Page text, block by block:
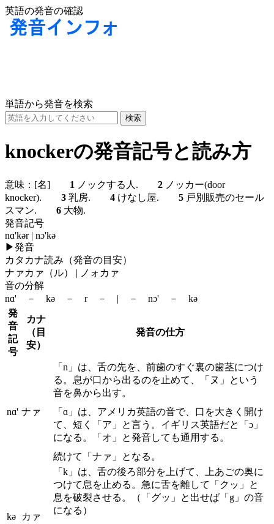
英語の発音の確認
単語から発音を検索
knockerの発音記号と読み方
意味： [名] 1 ノックする人. 2 ノッカー(door
knocker). 3 乳房. 4 けなし屋. 5 戸別販売のセール
スマン. 6 大物.
発音記号
nɑ'kər | nɔ'kə
▶発音
カタカナ読み（発音の目安）
ナァカァ（ル） | ノォカァ
音の分解
nɑ' － kə － r － | － nɔ' － kə
発
音
記
号
カナ
（目
安）
発音の仕方
nɑ' ナァ
「n」は、舌の先を、前歯のすぐ裏の歯茎につけ
る。息が口から出るのを止めて、「ヌ」という
音を鼻から出す。
「ɑ」は、アメリカ英語の音で、口を大きく開け
て、短く「ア」と言う。イギリス英語だと「ɔ」
になる。「オ」と発音しても通用する。
続けて「ナァ」となる。
kə カァ
「k」は、舌の後ろ部分を上げて、上あごの奥に
つけて息を止める。急に舌を離して「クッ」と
息を破裂させる。（「グッ」と出せば「g」の音
になる）